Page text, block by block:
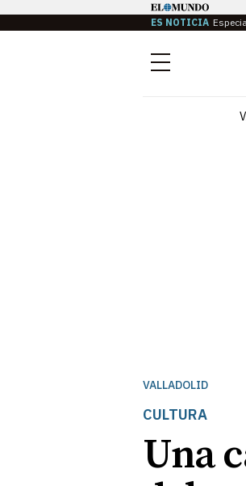
ES NOTICIA
Menú
VALLADOLID
CULTURA
Una